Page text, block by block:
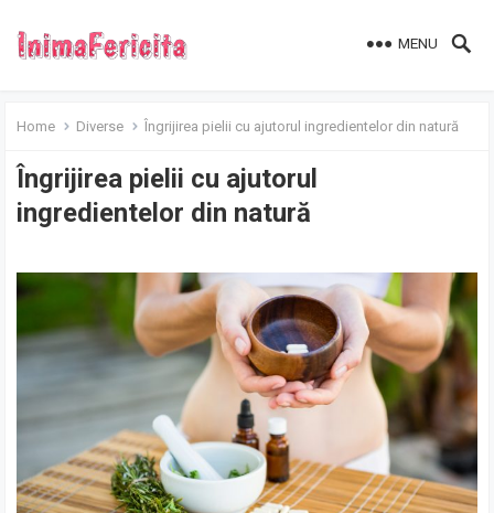
MENU
Home Diverse Îngrijirea pielii cu ajutorul ingredientelor din natură
Îngrijirea pielii cu ajutorul
ingredientelor din natură